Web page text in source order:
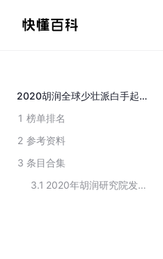
2020胡润全球少壮派白手起家富豪榜
1 榜单排名
2 参考资料
3 条目合集
3.1
2020年胡润研究院发布的榜单